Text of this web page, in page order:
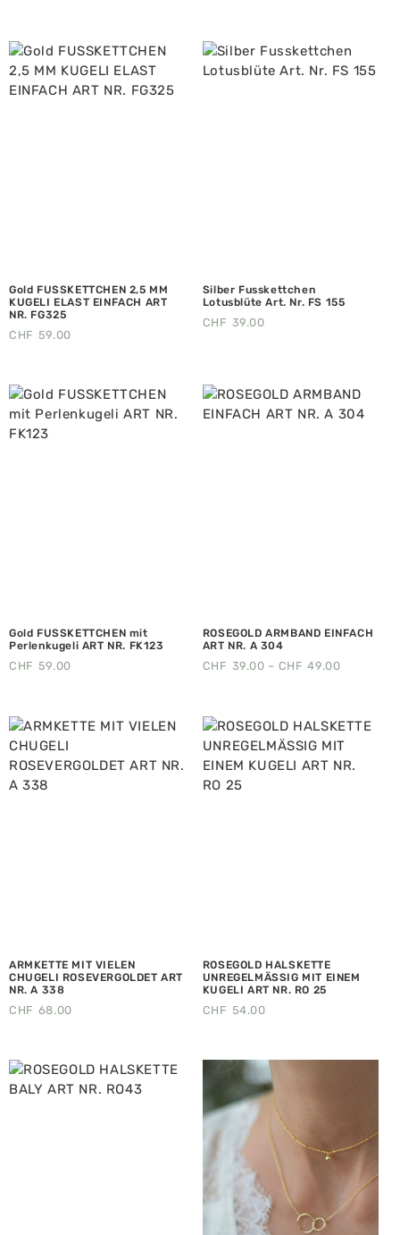
Gold FUSSKETTCHEN 2,5 MM
KUGELI ELAST EINFACH ART
NR. FG325
CHF 59.00
Silber Fusskettchen
Lotusblüte Art. Nr. FS 155
CHF 39.00
Gold FUSSKETTCHEN mit
Perlenkugeli ART NR. FK123
CHF 59.00
ROSEGOLD ARMBAND EINFACH
ART NR. A 304
CHF 39.00 – CHF 49.00
ARMKETTE MIT VIELEN
CHUGELI ROSEVERGOLDET ART
NR. A 338
CHF 68.00
ROSEGOLD HALSKETTE
UNREGELMÄSSIG MIT EINEM
KUGELI ART NR. RO 25
CHF 54.00